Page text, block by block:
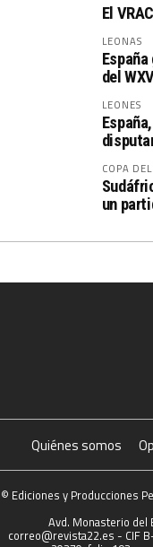
El
LEONAS
del
LEONES
COPA
un
Quiénes somos
© Ediciones y Producciones
Avd. Monasterio del
correo@revista22.es - CIF